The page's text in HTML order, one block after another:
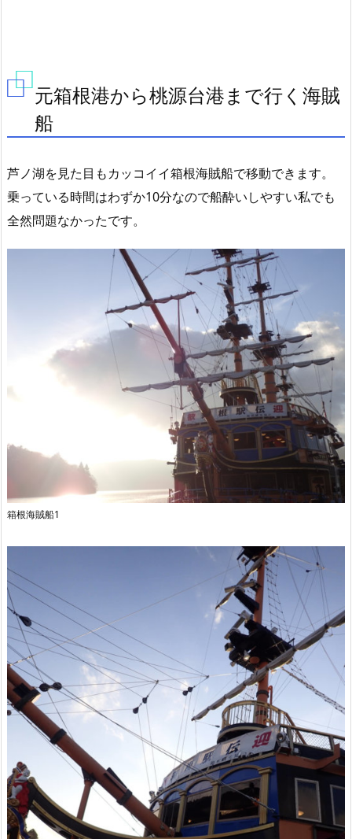
元箱根港から桃源台港まで行く海賊
船
芦ノ湖を見た目もカッコイイ箱根海賊船で移動できます。
乗っている時間はわずか10分なので船酔いしやすい私でも
全然問題なかったです。
箱根海賊船1